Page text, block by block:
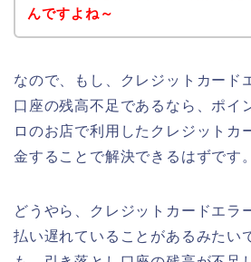
んですよね～
なので、もし、クレジットカード
口座の残高不足であるなら、ポイ
ロのお店で利用したクレジットカ
金することで解決できるはずです。
どうやら、クレジットカードエラ
払い遅れていることがあるみたい